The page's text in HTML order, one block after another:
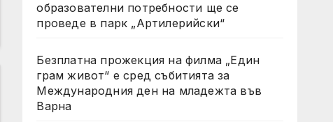
образователни потребности ще се
проведе в парк „Артилерийски“
Безплатна прожекция на филма „Един
грам живот“ е сред събитията за
Международния ден на младежта във
Варна